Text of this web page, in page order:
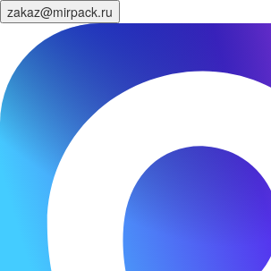
zakaz@mirpack.ru